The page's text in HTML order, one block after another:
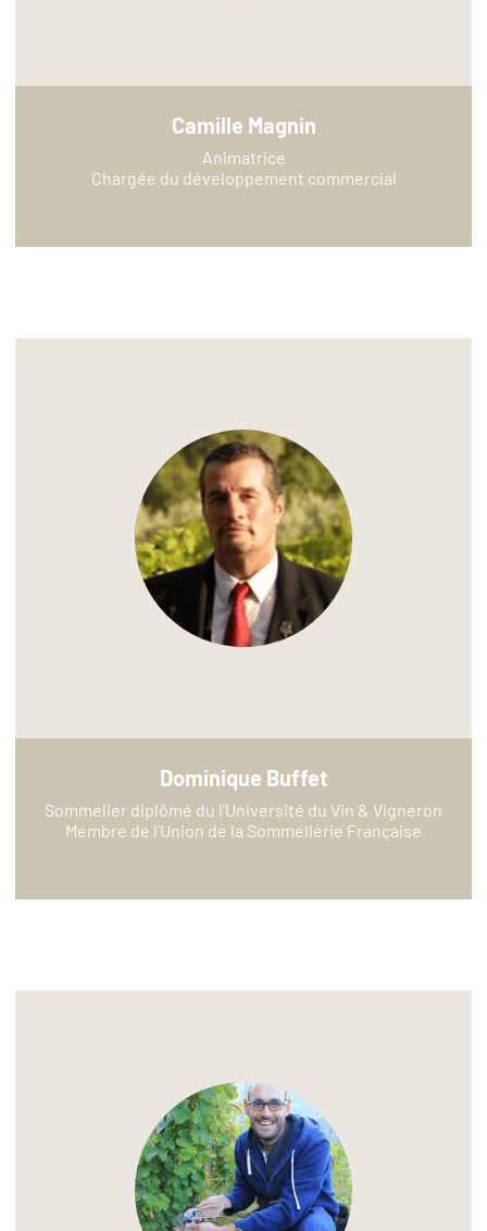
Camille Magnin
Animatrice
Chargée du développement commercial
Dominique Buffet
Sommelier diplômé du l’Université du Vin & Vigneron
Membre de l’Union de la Sommellerie Française